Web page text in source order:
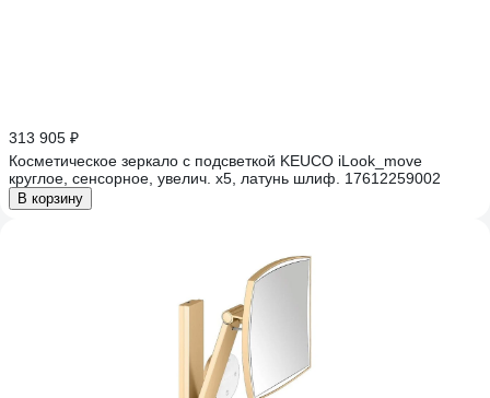
313 905 ₽
Косметическое зеркало с подсветкой KEUCO iLook_move
круглое, сенсорное, увелич. х5, латунь шлиф. 17612259002
В корзину